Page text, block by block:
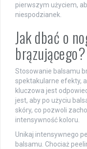
pierwszym użyciem,
niespodzianek.
Jak dbać o
brązującego?
Stosowanie balsamu
spektakularne efekty,
kluczowa jest
jest, aby po użyciu
skóry, co pozwoli
intensywność koloru.
Unikaj intensywnego
balsamu. Chociaż